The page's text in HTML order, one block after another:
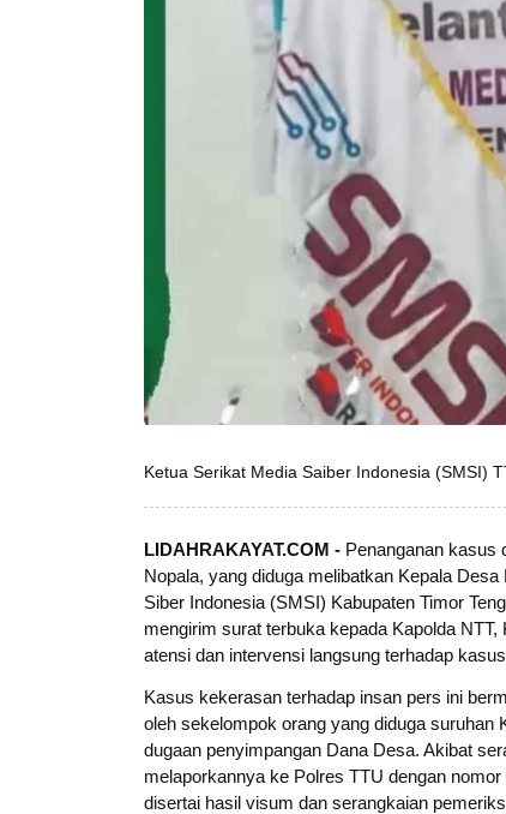
Ketua Serikat Media Saiber Indonesia (SMSI)
LIDAHRAKAYAT.COM - Penanganan kasus
Nopala, yang diduga melibatkan Kepala
Siber Indonesia (SMSI) Kabupaten Timor
mengirim surat terbuka kepada Kapolda
atensi dan intervensi langsung terhadap
Kasus kekerasan terhadap insan pers ini
oleh sekelompok orang yang diduga suruhan
dugaan penyimpangan Dana Desa. Akibat
melaporkannya ke Polres TTU dengan
disertai hasil visum dan serangkaian